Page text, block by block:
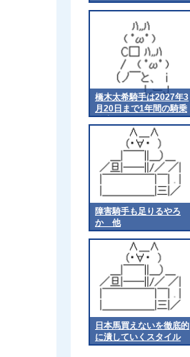
橋木太希騎手は2027年3
月20日まで1年間の騎乗
停止
障害騎手も足りるやろ
か 他
日本馬買えないを徹底的
に潰していくスタイル